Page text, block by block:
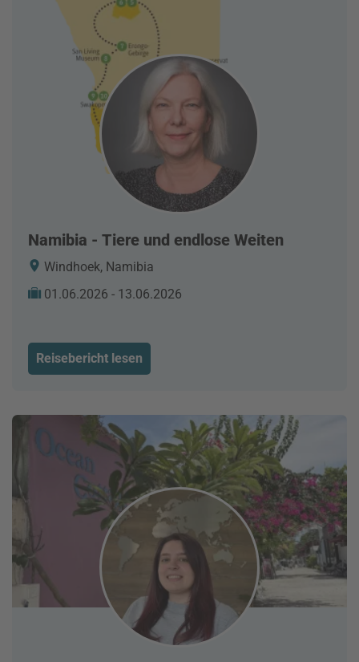
Namibia - Tiere und endlose Weiten
Windhoek, Namibia
01.06.2026 - 13.06.2026
Reisebericht lesen